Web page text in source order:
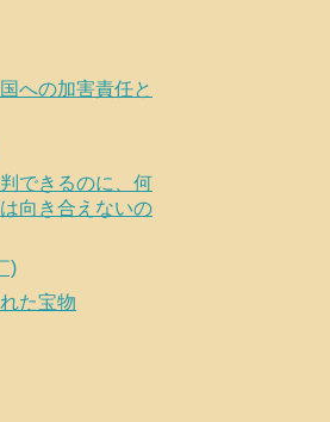
への加害責任と
できるのに、何
向き合えないの
)
た宝物